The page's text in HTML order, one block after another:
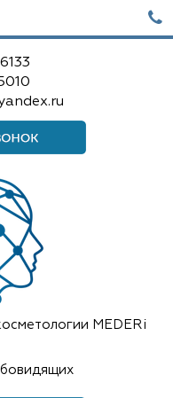

MEDERi